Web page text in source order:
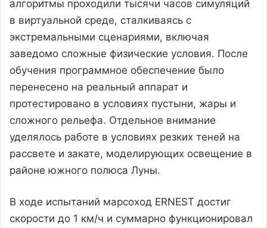
алгоритмы проходили тысячи часов симуляций
в виртуальной среде, сталкиваясь с
экстремальными сценариями, включая
заведомо сложные физические условия. После
обучения программное обеспечение было
перенесено на реальный аппарат и
протестировано в условиях пустыни, жары и
сложного рельефа. Отдельное внимание
уделялось работе в условиях резких теней на
рассвете и закате, моделирующих освещение в
районе южного полюса Луны.
В ходе испытаний марсоход ERNEST достиг
скорости до 1 км/ч и суммарно функционировал